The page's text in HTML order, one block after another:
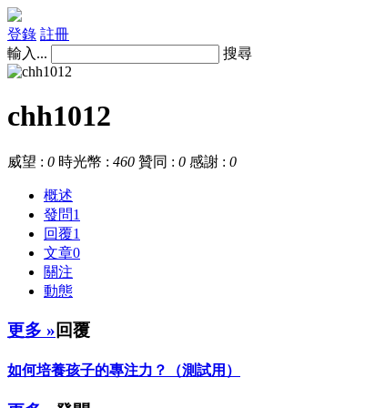
登錄 註冊
輸入...
搜尋
chh1012
威望 : 0 時光幣 : 460 贊同 : 0 感謝 : 0
概述
發問1
回覆1
文章0
關注
動態
更多 »回覆
如何培養孩子的專注力？（測試用）